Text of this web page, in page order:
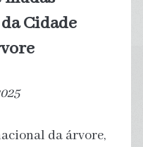
Cidade
da árvore,